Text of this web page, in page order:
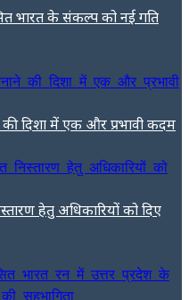
भारत के संकल्प को नई गति
दिशा में एक और प्रभावी कदम
हेतु अधिकारियों को दिए